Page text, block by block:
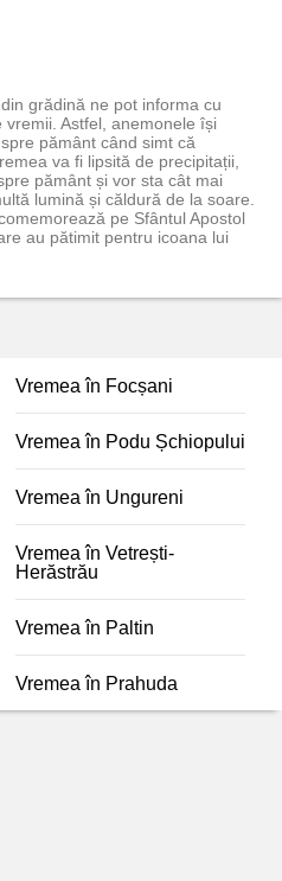
grădină ne pot informa cu
Astfel, anemonele își
pământ când simt că
va fi lipsită de precipitații,
pământ și vor sta cât mai
lumină și căldură de la soare.
pe Sfântul Apostol
au pătimit pentru icoana lui
Vremea în Focșani
Vremea în Podu Șchiopului
Vremea în Ungureni
Vremea în Vetrești-
Herăstrău
Vremea în Paltin
Vremea în Prahuda